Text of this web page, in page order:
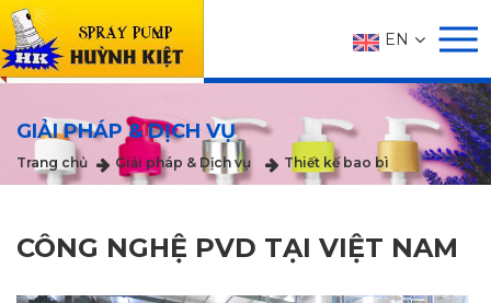
EN
GIẢI PHÁP & DỊCH VỤ
Trang chủ Giải pháp & Dịch vụ Thiết kế bao bì
CÔNG NGHỆ PVD TẠI VIỆT NAM